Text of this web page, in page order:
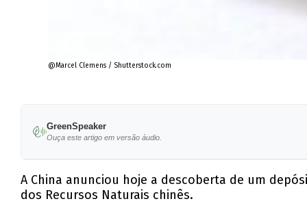
@Marcel Clemens / Shutterstock.com
GreenSpeaker
Ouça este artigo em versão áudio.
A China anunciou hoje a descoberta de um
dos Recursos Naturais chinês.